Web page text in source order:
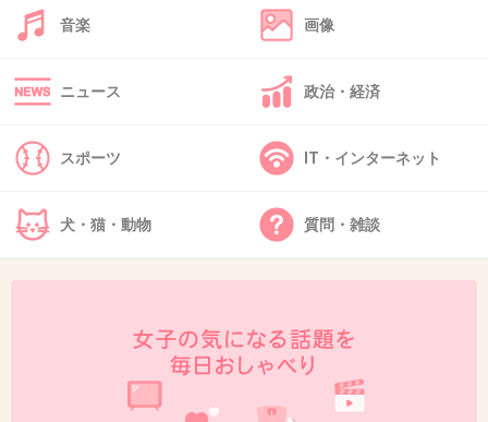
「しょうもなっ！」って言われた
+134
北海道にはまだ新幹線が通ってないから何のこ
とやら・・・
2013/09/12(木) 20:22:36
音楽 画像
ニュース 政治・経済
スポーツ IT・インターネット
犬・猫・動物 質問・雑談